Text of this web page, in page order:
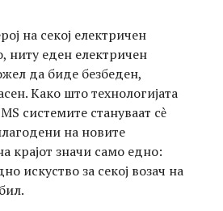
на секој електричен
ниту еден електричен
да биде безбеден,
Како што технологијата
системите стануваат сѐ
на новите
крајот значи само едно:
искуство за секој возач на